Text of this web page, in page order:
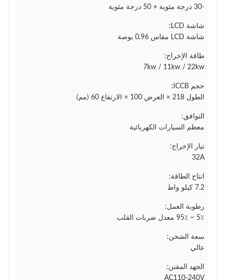
-30 درجة مئوية + 50 درجة مئوية
شاشة LCD:
شاشة LCD مقاس 0.96 بوصة
طاقة الإخراج:
7kw / 11kw / 22kw
حجم ICCB:
الطول 218 × العرض 100 × الارتفاع 60 (مم)
التوافق:
معظم السيارات الكهربائية
تيار الإخراج:
32A
انتاج الطاقة:
7.2 كيلو واط
رطوبة العمل:
5٪ ~ 95٪ معدل ضربات القلب
سعة الشحن:
عالي
الجهد المقنن:
AC110-240V